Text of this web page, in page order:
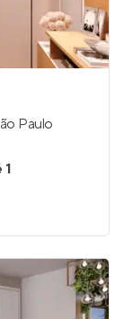
Paulo
1